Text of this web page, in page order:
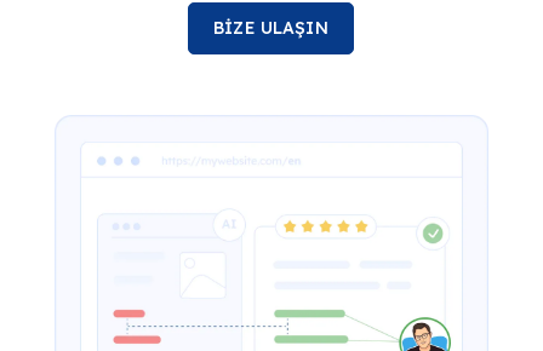
BİZE ULAŞIN